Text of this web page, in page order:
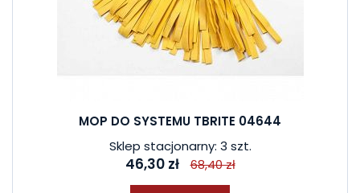
MOP DO SYSTEMU TBRITE 04644
Sklep stacjonarny: 3 szt.
46,30 zł 68,40 zł